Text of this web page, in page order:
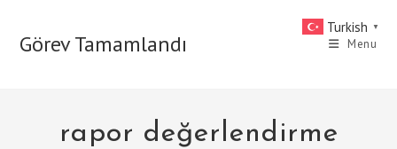
contentGörev Tamamlandı Menu
rapor değerlendirme
Turkish ▼